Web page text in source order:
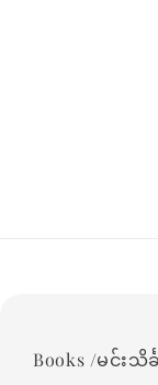
Books /မင်းသိင်္ခ